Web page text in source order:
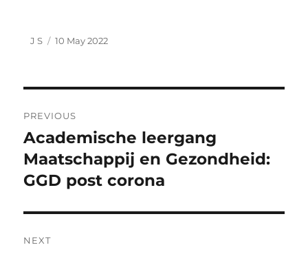
Author
J S
Posted
10 May 2022
navigation
PREVIOUS
Previous
post:
Academische leergang
Maatschappij en Gezondheid:
GGD post corona
NEXT